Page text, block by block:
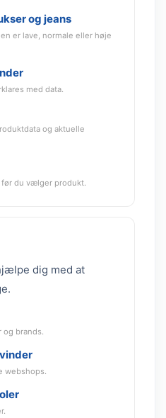
og jeans
er lave, normale eller høje
med data.
og aktuelle
du vælger produkt.
dig med at
og brands.
webshops.